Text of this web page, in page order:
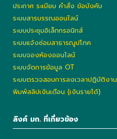
ประกาศ ระเบียบ คำสั่ง ข้อบังคับ
ระบบสารบรรณออนไลน์
ระบบประชุมอิเล็กทรอนิกส์
ระบบแจ้งซ่อมสาธารณูปโภค
ระบบจองห้องออนไลน์
ระบบจัดการข้อมูล OT
ระบบตรวจสอบการลงเวลาปฏิบัติงาน
พิมพ์สลิปเงินเดือน (เงินรายได้)
ลิงค์ มก. ที่เกี่ยวข้อง